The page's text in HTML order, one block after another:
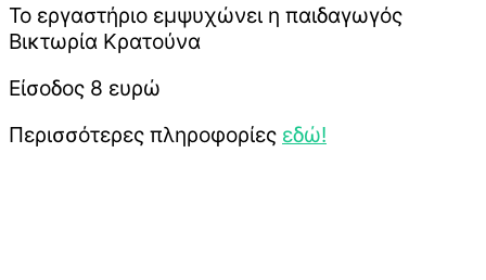
Το εργαστήριο εμψυχώνει η παιδαγωγός
Βικτωρία Κρατούνα
Είσοδος 8 ευρώ
Περισσότερες πληροφορίες εδώ!